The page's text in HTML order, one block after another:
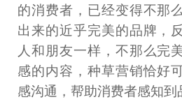
的消费者，已经变得不那
出来的近乎完美的品牌，
人和朋友一样，不那么完
感的内容，种草营销恰好
感沟通，帮助消费者感知到